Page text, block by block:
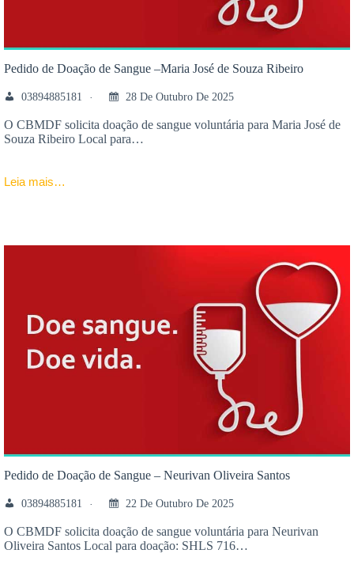
Pedido de Doação de Sangue –Maria José de Souza Ribeiro
03894885181 28 De Outubro De 2025
O CBMDF solicita doação de sangue voluntária para Maria José de
Souza Ribeiro Local para…
Leia mais…
Pedido de Doação de Sangue – Neurivan Oliveira Santos
03894885181 22 De Outubro De 2025
O CBMDF solicita doação de sangue voluntária para Neurivan
Oliveira Santos Local para doação: SHLS 716…